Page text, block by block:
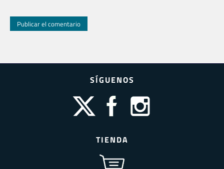
SÍGUENOS
TIENDA